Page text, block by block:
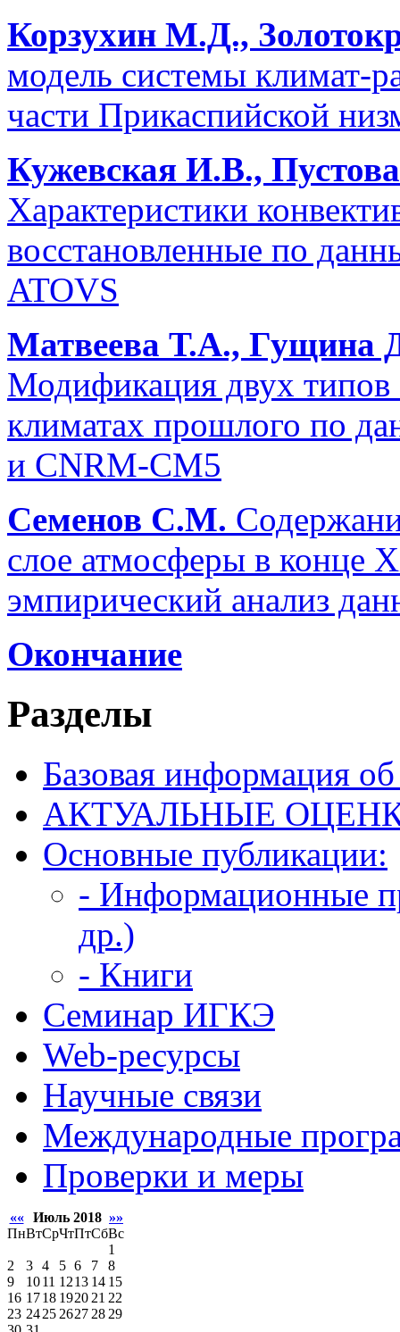
Корзухин М.Д.,
модель системы климат-
части Прикаспийской
Кужевская И.В.,
Характеристики
восстановленные по
ATOVS
Матвеева Т.А.,
Модификация двух
климатах прошлого по
и CNRM-CM5
Семенов С.М.
слое атмосферы в конце
эмпирический анализ
Окончание
Разделы
Базовая информация об
АКТУАЛЬНЫЕ
Основные публикации:
- Информационные
др.)
- Книги
Семинар ИГКЭ
Web-ресурсы
Научные связи
Международные
Проверки и меры
«« Июль 2018 »»
ПнВтСрЧтПтСбВс
1
2
3 4 5 6 7
8
9
1011 1213 14 15
16 1718 1920 21 22
23 2425 2627 28 29